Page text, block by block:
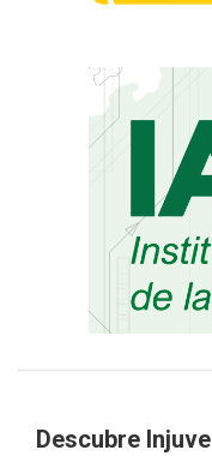
Descubre Injuve